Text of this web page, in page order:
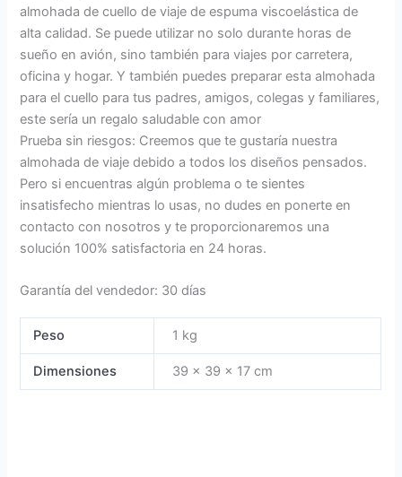
almohada de cuello de viaje de espuma viscoelástica de
alta calidad. Se puede utilizar no solo durante horas de
sueño en avión, sino también para viajes por carretera,
oficina y hogar. Y también puedes preparar esta almohada
para el cuello para tus padres, amigos, colegas y familiares,
este sería un regalo saludable con amor
Prueba sin riesgos: Creemos que te gustaría nuestra
almohada de viaje debido a todos los diseños pensados.
Pero si encuentras algún problema o te sientes
insatisfecho mientras lo usas, no dudes en ponerte en
contacto con nosotros y te proporcionaremos una
solución 100% satisfactoria en 24 horas.
Garantía del vendedor: 30 días
Peso 1 kg
Dimensiones 39 × 39 × 17 cm